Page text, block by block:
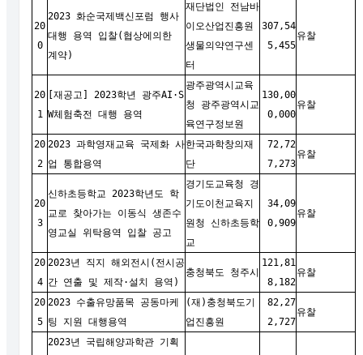
20
0
2023 화순국제백신포럼 행사
대행 용역 입찰(협상에의한
계약)
재단법인 전남바
이오산업진흥원
생물의약연구센
터
307,54
5,455
유찰
20
1
[재공고] 2023학년 광주AI·S
W체험축전 대행 용역
광주광역시교육
청 광주광역시교
육연구정보원
130,00
0,000
유찰
20
2
2023 과학영재교육 국제화 사
업 통합용역
한국과학창의재
단
72,72
7,273
유찰
20
3
신하초등학교 2023학년도 학
교로 찾아가는 이동식 생존수
영교실 위탁용역 입찰 공고
경기도교육청 경
기도이천교육지
원청 신하초등학
교
34,09
0,909
유찰
20
4
2023년 직지 해외전시(전시공
간 연출 및 제작·설치 용역)
충청북도 청주시
121,81
8,182
유찰
20
5
2023 수출유망품목 공동마케
팅 지원 대행용역
(재)충청북도기
업진흥원
82,27
2,727
유찰
2023년 국립해양과학관 기획